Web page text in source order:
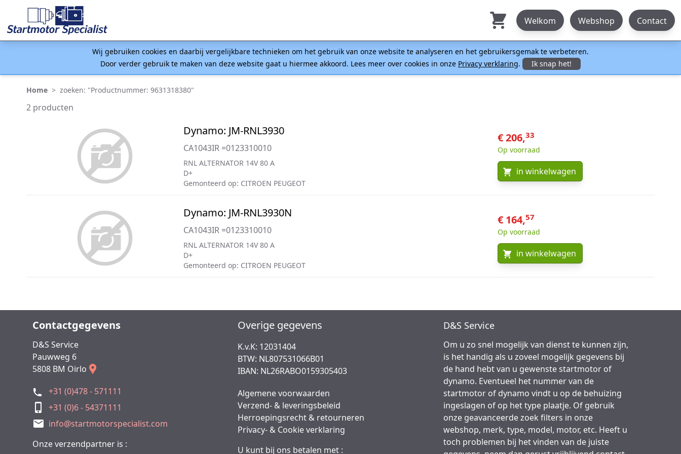
Welkom Webshop Contact
Wij gebruiken cookies en daarbij vergelijkbare technieken om het gebruik van onze website te analyseren en het gebruikersgemak te verbeteren.
Door verder gebruik te maken van deze website gaat u hiermee akkoord. Lees meer over cookies in onze Privacy verklaring. Ik snap het!
Home > zoeken: "Productnummer: 9631318380"
2 producten
Dynamo: JM-RNL3930
CA1043IR =0123310010
RNL ALTERNATOR 14V 80 A
D+
Gemonteerd op: CITROEN PEUGEOT
€ 206,33
Op voorraad
in winkelwagen
Dynamo: JM-RNL3930N
CA1043IR =0123310010
RNL ALTERNATOR 14V 80 A
D+
Gemonteerd op: CITROEN PEUGEOT
€ 164,57
Op voorraad
in winkelwagen
Contactgegevens
D&S Service
Pauwweg 6
5808 BM Oirlo
+31 (0)478 - 571111
+31 (0)6 - 54371111
info@startmotorspecialist.com
Onze verzendpartner is :
Overige gegevens
K.v.K: 12031404
BTW: NL807531066B01
IBAN: NL26RABO0159305403
Algemene voorwaarden
Verzend- & leveringsbeleid
Herroepingsrecht & retourneren
Privacy- & Cookie verklaring
U kunt bij ons betalen met :
D&S Service
Om u zo snel mogelijk van dienst te kunnen zijn,
is het handig als u zoveel mogelijk gegevens bij
de hand hebt van u gewenste startmotor of
dynamo. Eventueel het nummer van de
startmotor of dynamo vindt u op de behuizing
ingeslagen of op het type plaatje. Of gebruik
onze geavanceerde zoek filters in onze
webshop, merk, type, model, motor, etc. Heeft u
toch problemen bij het vinden van de juiste